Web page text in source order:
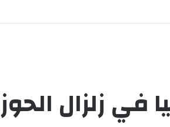
في زلزال الحوز